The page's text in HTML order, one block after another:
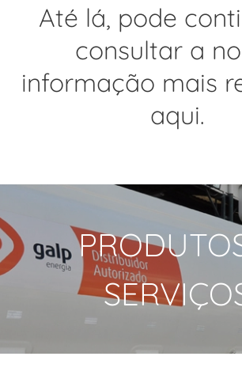
Até lá, pode
consultar a
informação mais
aqui.